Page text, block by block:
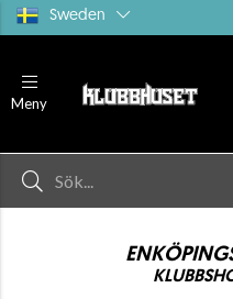
Sweden
Meny